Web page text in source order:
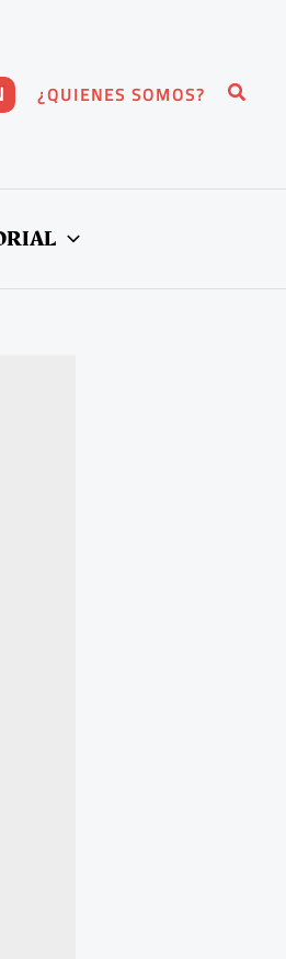
¿QUIENES SOMOS? Buscar